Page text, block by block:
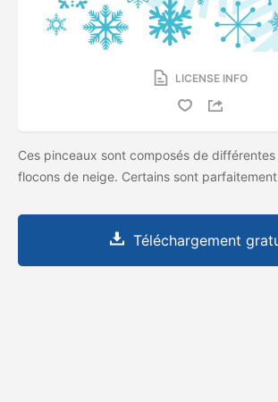
LICENSE INFO
Ces pinceaux sont composés de
flocons de neige. Certains sont
Téléchargement